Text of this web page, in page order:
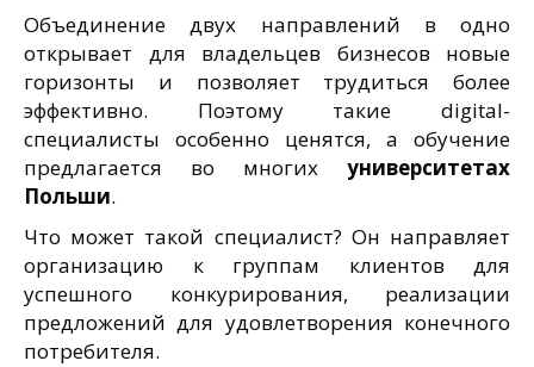
Объединение двух направлений в одно
открывает для владельцев бизнесов новые
горизонты и позволяет трудиться более
эффективно. Поэтому такие digital-
специалисты особенно ценятся, а обучение
предлагается во многих университетах
Польши.
Что может такой специалист? Он направляет
организацию к группам клиентов для
успешного конкурирования, реализации
предложений для удовлетворения конечного
потребителя.